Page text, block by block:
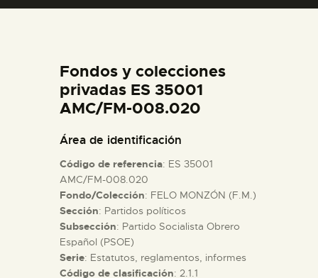
ESPAÑOL
ACTIVIDADES
█
EL MUSEO
Fondos y colecciones
privadas ES 35001
AMC/FM-008.020
Área de identificación
Código de referencia: ES 35001
AMC/FM-008.020
Fondo/Colección: FELO MONZÓN (F.M.)
Sección: Partidos políticos
Subsección: Partido Socialista Obrero
Español (PSOE)
Serie: Estatutos, reglamentos, informes
Código de clasificación: 2.1.1